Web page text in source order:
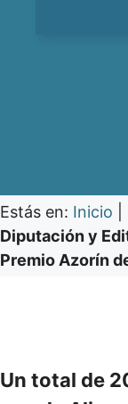
Estás en: Inicio
Diputación y
Premio Azorín
Un total de